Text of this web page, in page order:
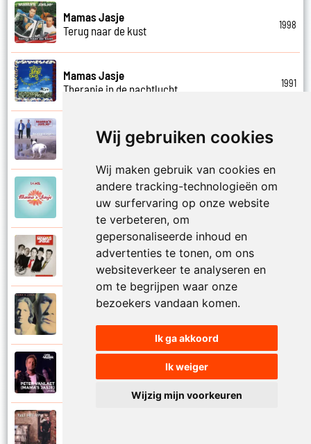
Wij gebruiken cookies
Wij maken gebruik van cookies en
andere tracking-technologieën om
uw surfervaring op onze website
te verbeteren, om
gepersonaliseerde inhoud en
advertenties te tonen, om ons
websiteverkeer te analyseren en
om te begrijpen waar onze
bezoekers vandaan komen.
Ik ga akkoord
Ik weiger
Wijzig mijn voorkeuren
Mamas Jasje
Terug naar de kust
1998
Mamas Jasje
Therapie in de nachtlucht
1991
Mamas Jasje
Thuis ben
Mamas Jasje
Mamas Jasje
Tot aan de maan en terug
Mamas Jasje
Troebele tijden